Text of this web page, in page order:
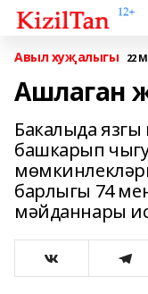
Авыл хуҗалыгы 22
Ашлаган
Бакалыда
башкарып
барлыгы 74
мәйданнары